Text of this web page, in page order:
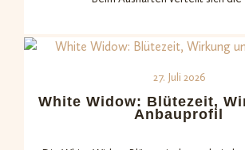
27. Juli 2026
White Widow: Blütezeit,
Anbauprofil